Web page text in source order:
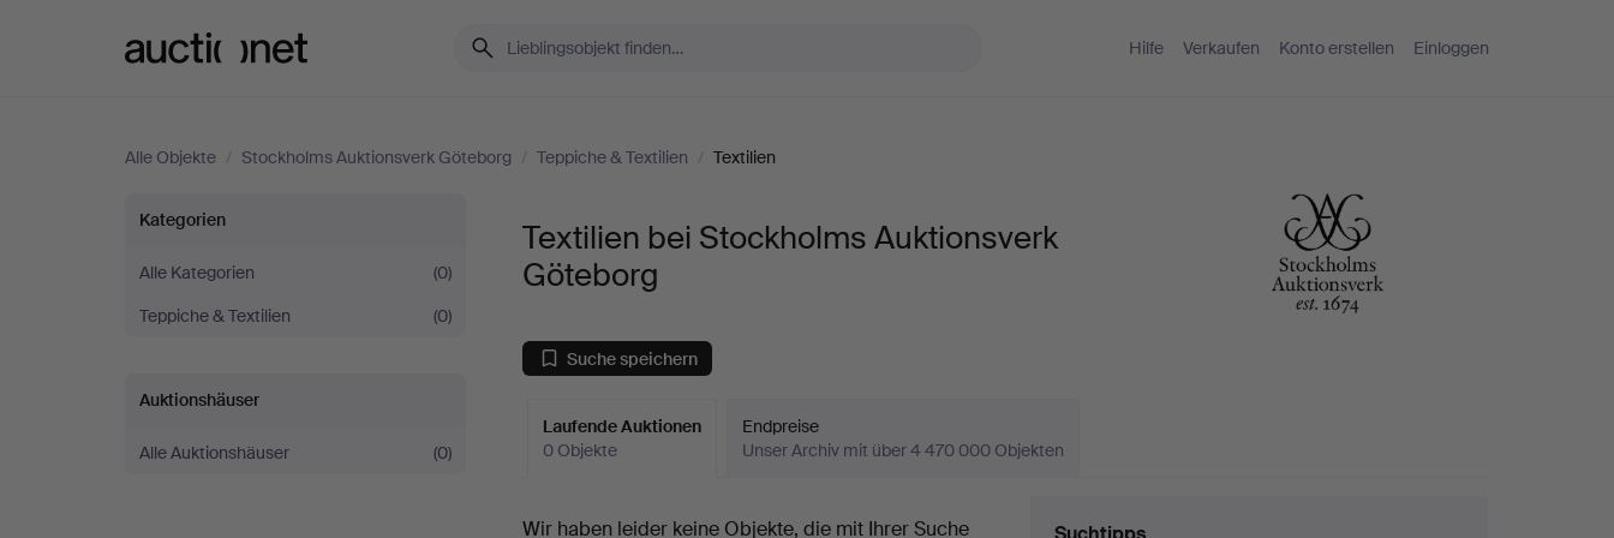
Hilfe Verkaufen Konto erstellen Einloggen
Alle Objekte / Stockholms Auktionsverk Göteborg / Teppiche & Textilien / Textilien
Textilien
bei
Stockholms
Auktionsverk
Göteborg
Kategorien
Alle Kategorien
(0)
Teppiche & Textilien
(0)
Auktionshäuser
Alle Auktionshäuser (0)
Textilien bei Stockholms Auktionsverk
Göteborg
Suche speichern
Laufende Auktionen
0 Objekte
Endpreise
Unser Archiv mit über 4 470 000 Objekten
Laufende
Wir haben leider keine Objekte, die mit Ihrer Suche